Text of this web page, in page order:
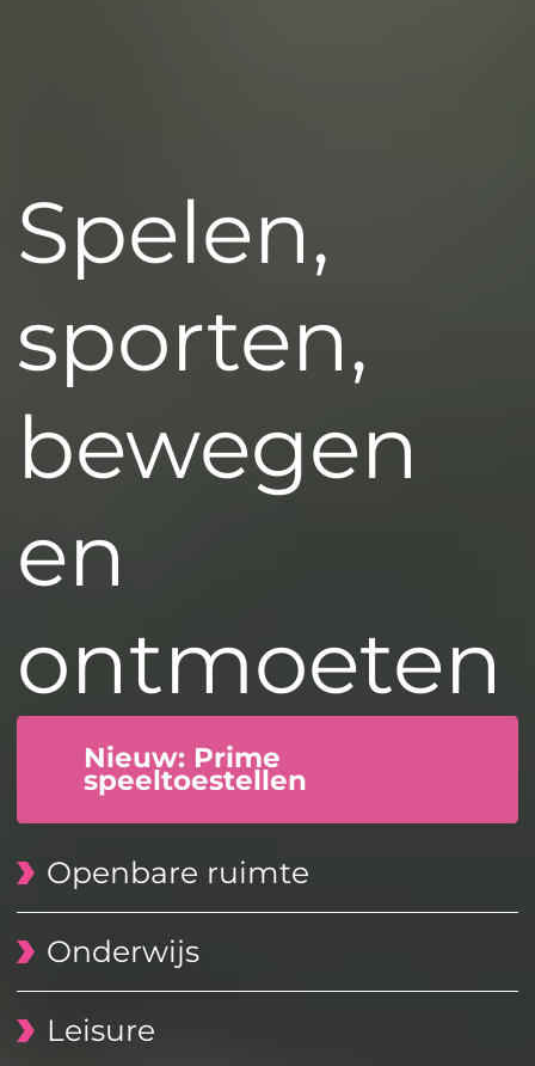
Spelen,
sporten,
bewegen
en
ontmoeten
Nieuw: Prime
speeltoestellen
Openbare ruimte
Onderwijs
Leisure